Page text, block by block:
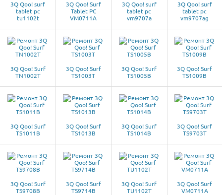
3Q Qoo! surf
tablet pc
tu1102t
3Q Qoo! Surf
Tablet PC
VM0711A
3Q Qoo! surf
tablet pc
vm9707a
3Q Qoo! surf
tablet pc
vm9707ag
3Q Qoo! Surf
TN1002T
3Q Qoo! Surf
TS1003T
3Q Qoo! Surf
TS1005B
3Q Qoo! Surf
TS1009B
3Q Qoo! Surf
TS1011B
3Q Qoo! Surf
TS1013B
3Q Qoo! Surf
TS1014B
3Q Qoo! Surf
TS9703T
3Q Qoo! Surf
TS9708B
3Q Qoo! Surf
TS9714B
3Q Qoo! Surf
TU1102T
3Q Qoo! Surf
VM0711A